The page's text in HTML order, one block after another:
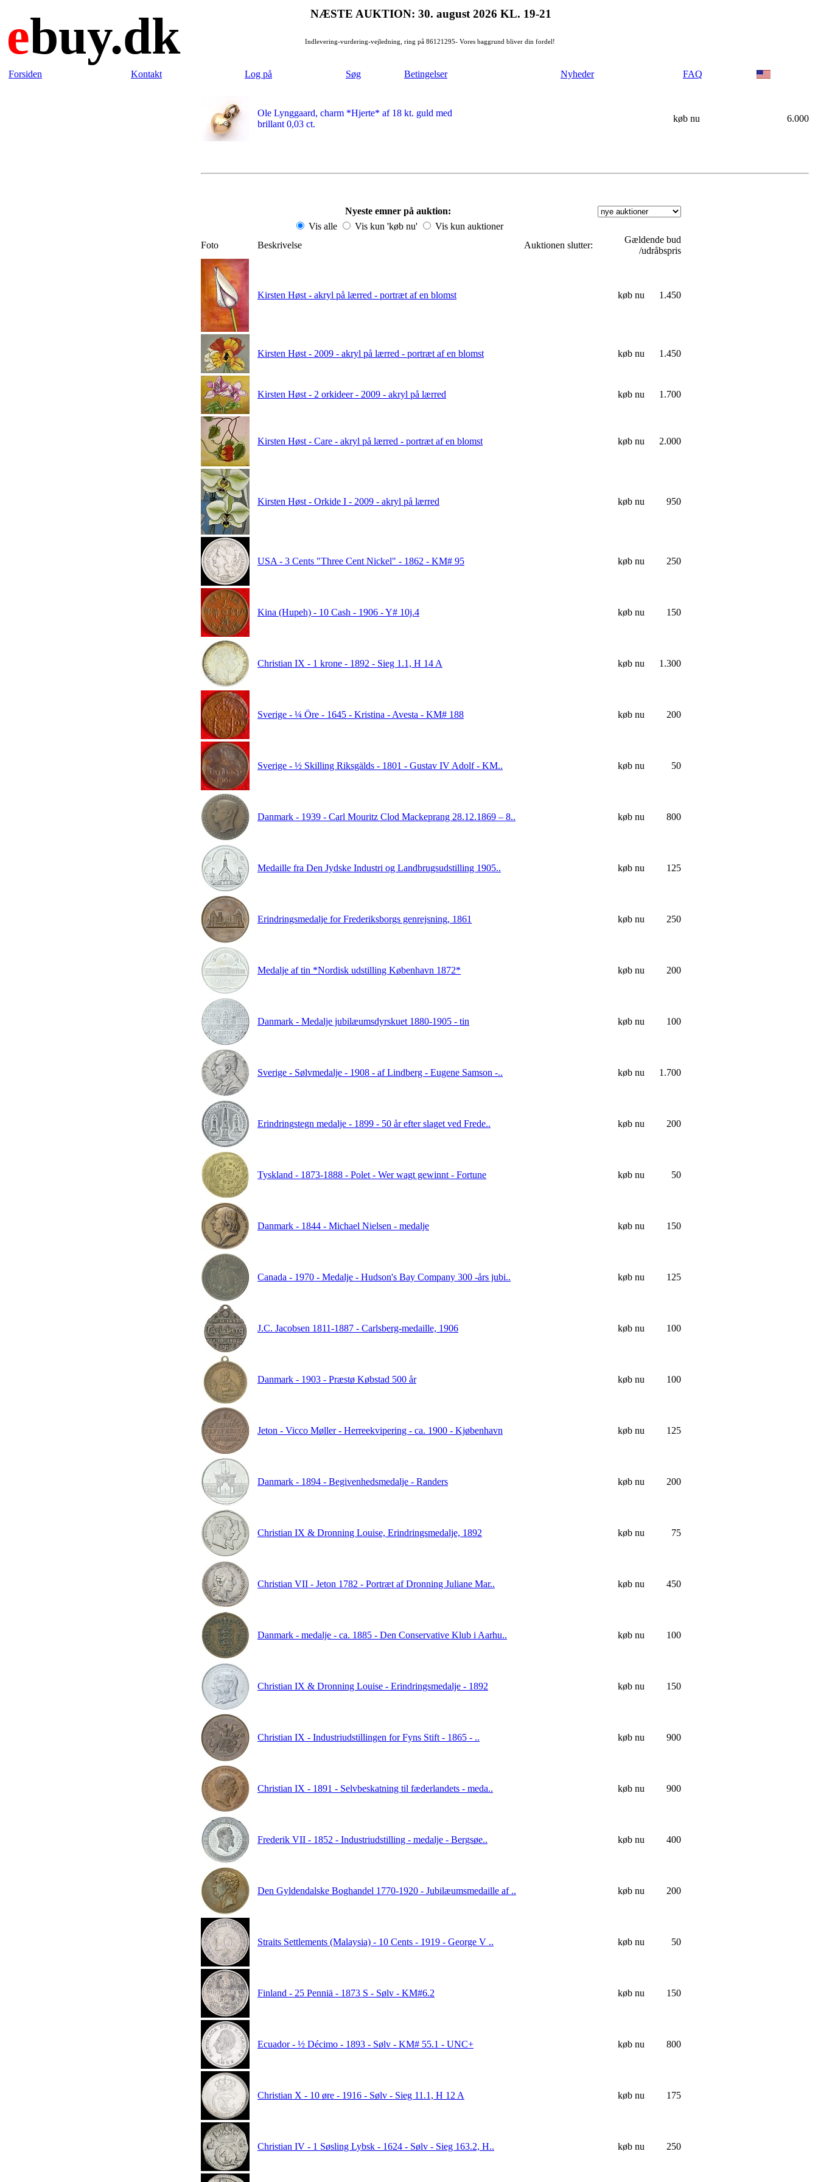
ebuy.dk NÆSTE AUKTION: 30. august 2026 KL. 19-21
Indlevering-vurdering-vejledning, ring på 86121295- Vores baggrund bliver din fordel!
Forsiden Kontakt Log på Søg Betingelser Nyheder FAQ
Ole Lynggaard, charm *Hjerte* af 18 kt. guld med
brillant 0,03 ct.
køb nu 6.000
Nyeste emner på auktion:
Vis alle
Vis kun 'køb nu'
Vis kun auktioner
Foto
Beskrivelse Auktionen slutter:
Gældende bud
/udråbspris
Kirsten Høst - akryl på lærred - portræt af en blomst køb nu 1.450
Kirsten Høst - 2009 - akryl på lærred - portræt af en blomst køb nu 1.450
Kirsten Høst - 2 orkideer - 2009 - akryl på lærred køb nu 1.700
Kirsten Høst - Care - akryl på lærred - portræt af en blomst køb nu 2.000
Kirsten Høst - Orkide I - 2009 - akryl på lærred køb nu 950
USA - 3 Cents "Three Cent Nickel" - 1862 - KM# 95 køb nu 250
Kina (Hupeh) - 10 Cash - 1906 - Y# 10j.4 køb nu 150
Christian IX - 1 krone - 1892 - Sieg 1.1, H 14 A køb nu 1.300
Sverige - ¼ Öre - 1645 - Kristina - Avesta - KM# 188 køb nu 200
Sverige - ½ Skilling Riksgälds - 1801 - Gustav IV Adolf - KM.. køb nu 50
Danmark - 1939 - Carl Mouritz Clod Mackeprang 28.12.1869 – 8.. køb nu 800
Medaille fra Den Jydske Industri og Landbrugsudstilling 1905.. køb nu 125
Erindringsmedalje for Frederiksborgs genrejsning, 1861 køb nu 250
Medalje af tin *Nordisk udstilling København 1872* køb nu 200
Danmark - Medalje jubilæumsdyrskuet 1880-1905 - tin køb nu 100
Sverige - Sølvmedalje - 1908 - af Lindberg - Eugene Samson -.. køb nu 1.700
Erindringstegn medalje - 1899 - 50 år efter slaget ved Frede.. køb nu 200
Tyskland - 1873-1888 - Polet - Wer wagt gewinnt - Fortune køb nu 50
Danmark - 1844 - Michael Nielsen - medalje køb nu 150
Canada - 1970 - Medalje - Hudson's Bay Company 300 -års jubi.. køb nu 125
J.C. Jacobsen 1811-1887 - Carlsberg-medaille, 1906 køb nu 100
Danmark - 1903 - Præstø Købstad 500 år køb nu 100
Jeton - Vicco Møller - Herreekvipering - ca. 1900 - Kjøbenhavn køb nu 125
Danmark - 1894 - Begivenhedsmedalje - Randers køb nu 200
Christian IX & Dronning Louise, Erindringsmedalje, 1892 køb nu 75
Christian VII - Jeton 1782 - Portræt af Dronning Juliane Mar.. køb nu 450
Danmark - medalje - ca. 1885 - Den Conservative Klub i Aarhu.. køb nu 100
Christian IX & Dronning Louise - Erindringsmedalje - 1892 køb nu 150
Christian IX - Industriudstillingen for Fyns Stift - 1865 - .. køb nu 900
Christian IX - 1891 - Selvbeskatning til fæderlandets - meda.. køb nu 900
Frederik VII - 1852 - Industriudstilling - medalje - Bergsøe.. køb nu 400
Den Gyldendalske Boghandel 1770-1920 - Jubilæumsmedaille af .. køb nu 200
Straits Settlements (Malaysia) - 10 Cents - 1919 - George V .. køb nu 50
Finland - 25 Penniä - 1873 S - Sølv - KM#6.2 køb nu 150
Ecuador - ½ Décimo - 1893 - Sølv - KM# 55.1 - UNC+ køb nu 800
Christian X - 10 øre - 1916 - Sølv - Sieg 11.1, H 12 A køb nu 175
Christian IV - 1 Søsling Lybsk - 1624 - Sølv - Sieg 163.2, H.. køb nu 250